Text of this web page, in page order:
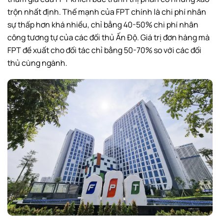
trộn nhất định. Thế mạnh của FPT chính là chi phí nhân
sự thấp hơn khá nhiều, chỉ bằng 40-50% chi phí nhân
công tương tự của các đối thủ Ấn Độ. Giá trị đơn hàng mà
FPT đề xuất cho đối tác chỉ bằng 50-70% so với các đối
thủ cùng ngành.